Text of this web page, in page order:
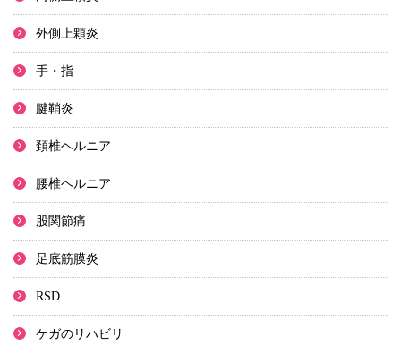
外側上顆炎
手・指
腱鞘炎
頚椎ヘルニア
腰椎ヘルニア
股関節痛
足底筋膜炎
RSD
ケガのリハビリ